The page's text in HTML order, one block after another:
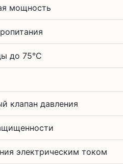
мощность
до 75°С
клапан давления
электрическим током